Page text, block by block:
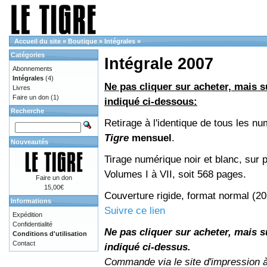
Accueil du site » Boutique » Intégrales »
Intégrale 2007
Ne pas cliquer sur acheter, mais
indiqué ci-dessous:
Retirage à l'identique de tous les
Tigre mensuel.
Tirage numérique noir et blanc, sur
Volumes I à VII, soit 568 pages.
Couverture rigide, format normal
Suivre ce lien
Ne pas cliquer sur acheter, mais
indiqué ci-dessus.
Commande via le site d'impression
Catégories
Abonnements
Intégrales (4)
Livres
Faire un don (1)
Recherche
Nouveautés
Faire un don
15,00€
Informations
Expédition
Confidentialité
Conditions d'utilisation
Contact